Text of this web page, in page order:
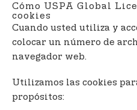
Cómo USPA Global
cookies
Cuando usted utiliza y
colocar un número de
navegador web.
Utilizamos las cookies
propósitos: